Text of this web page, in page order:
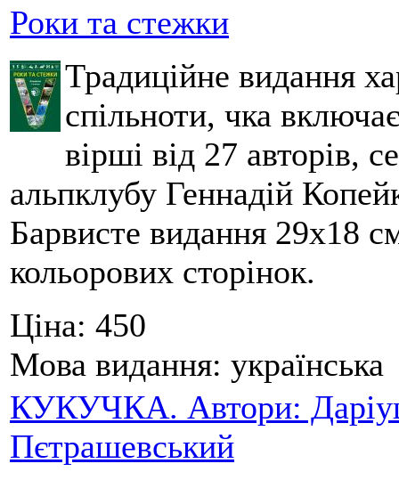
Роки та стежки
Традиційне видання
спільноти, чка
вірші від 27 авторів,
альпклубу Геннадій
Барвисте видання 29х18
кольорових сторінок.
Ціна: 450
Мова видання: українська
КУКУЧКА. Автори:
Пєтрашевський